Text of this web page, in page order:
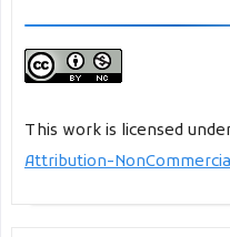
This work is licensed
Attribution-